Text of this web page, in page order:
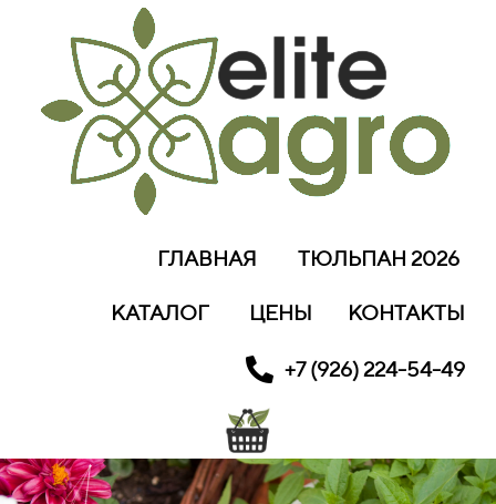
ГЛАВНАЯ ТЮЛЬПАН 2026
КАТАЛОГ ЦЕНЫ КОНТАКТЫ
+7 (926) 224-54-49